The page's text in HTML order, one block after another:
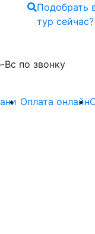
Подобрать
тур сейчас?
по звонку
Оплата онлайн